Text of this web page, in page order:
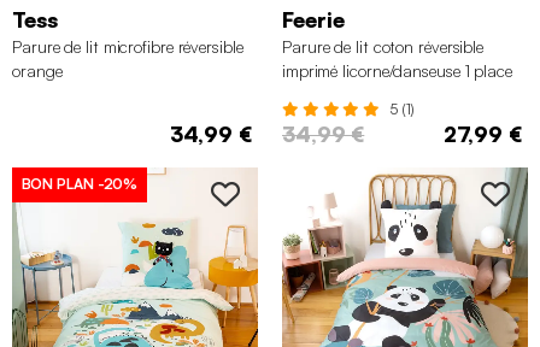
Tess
Parure de lit microfibre réversible
orange
34,99 €
Feerie
Parure de lit coton réversible
imprimé licorne/danseuse 1 place
5 (1)
34,99 € 27,99 €
BON PLAN -20%